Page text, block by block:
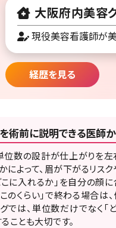
大阪府内美容
現役美容看護師が
経歴を見る
を術前に説明できる医師か
数の設計が仕上がりを左
よって、眉が下がるリス
に入れるか」を自分の顔
のくらい」で終わる場合
では、単位数だけでなく
ことも大切です。